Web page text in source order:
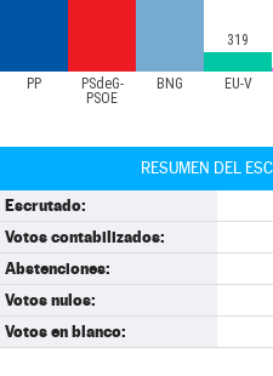
PP
PSdeG-
PSOE
BNG EU-V
319
RESUMEN DEL
Escrutado:
Votos contabilizados:
Abstenciones:
Votos nulos:
Votos en blanco: